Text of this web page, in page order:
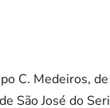
C. Medeiros,
São José do